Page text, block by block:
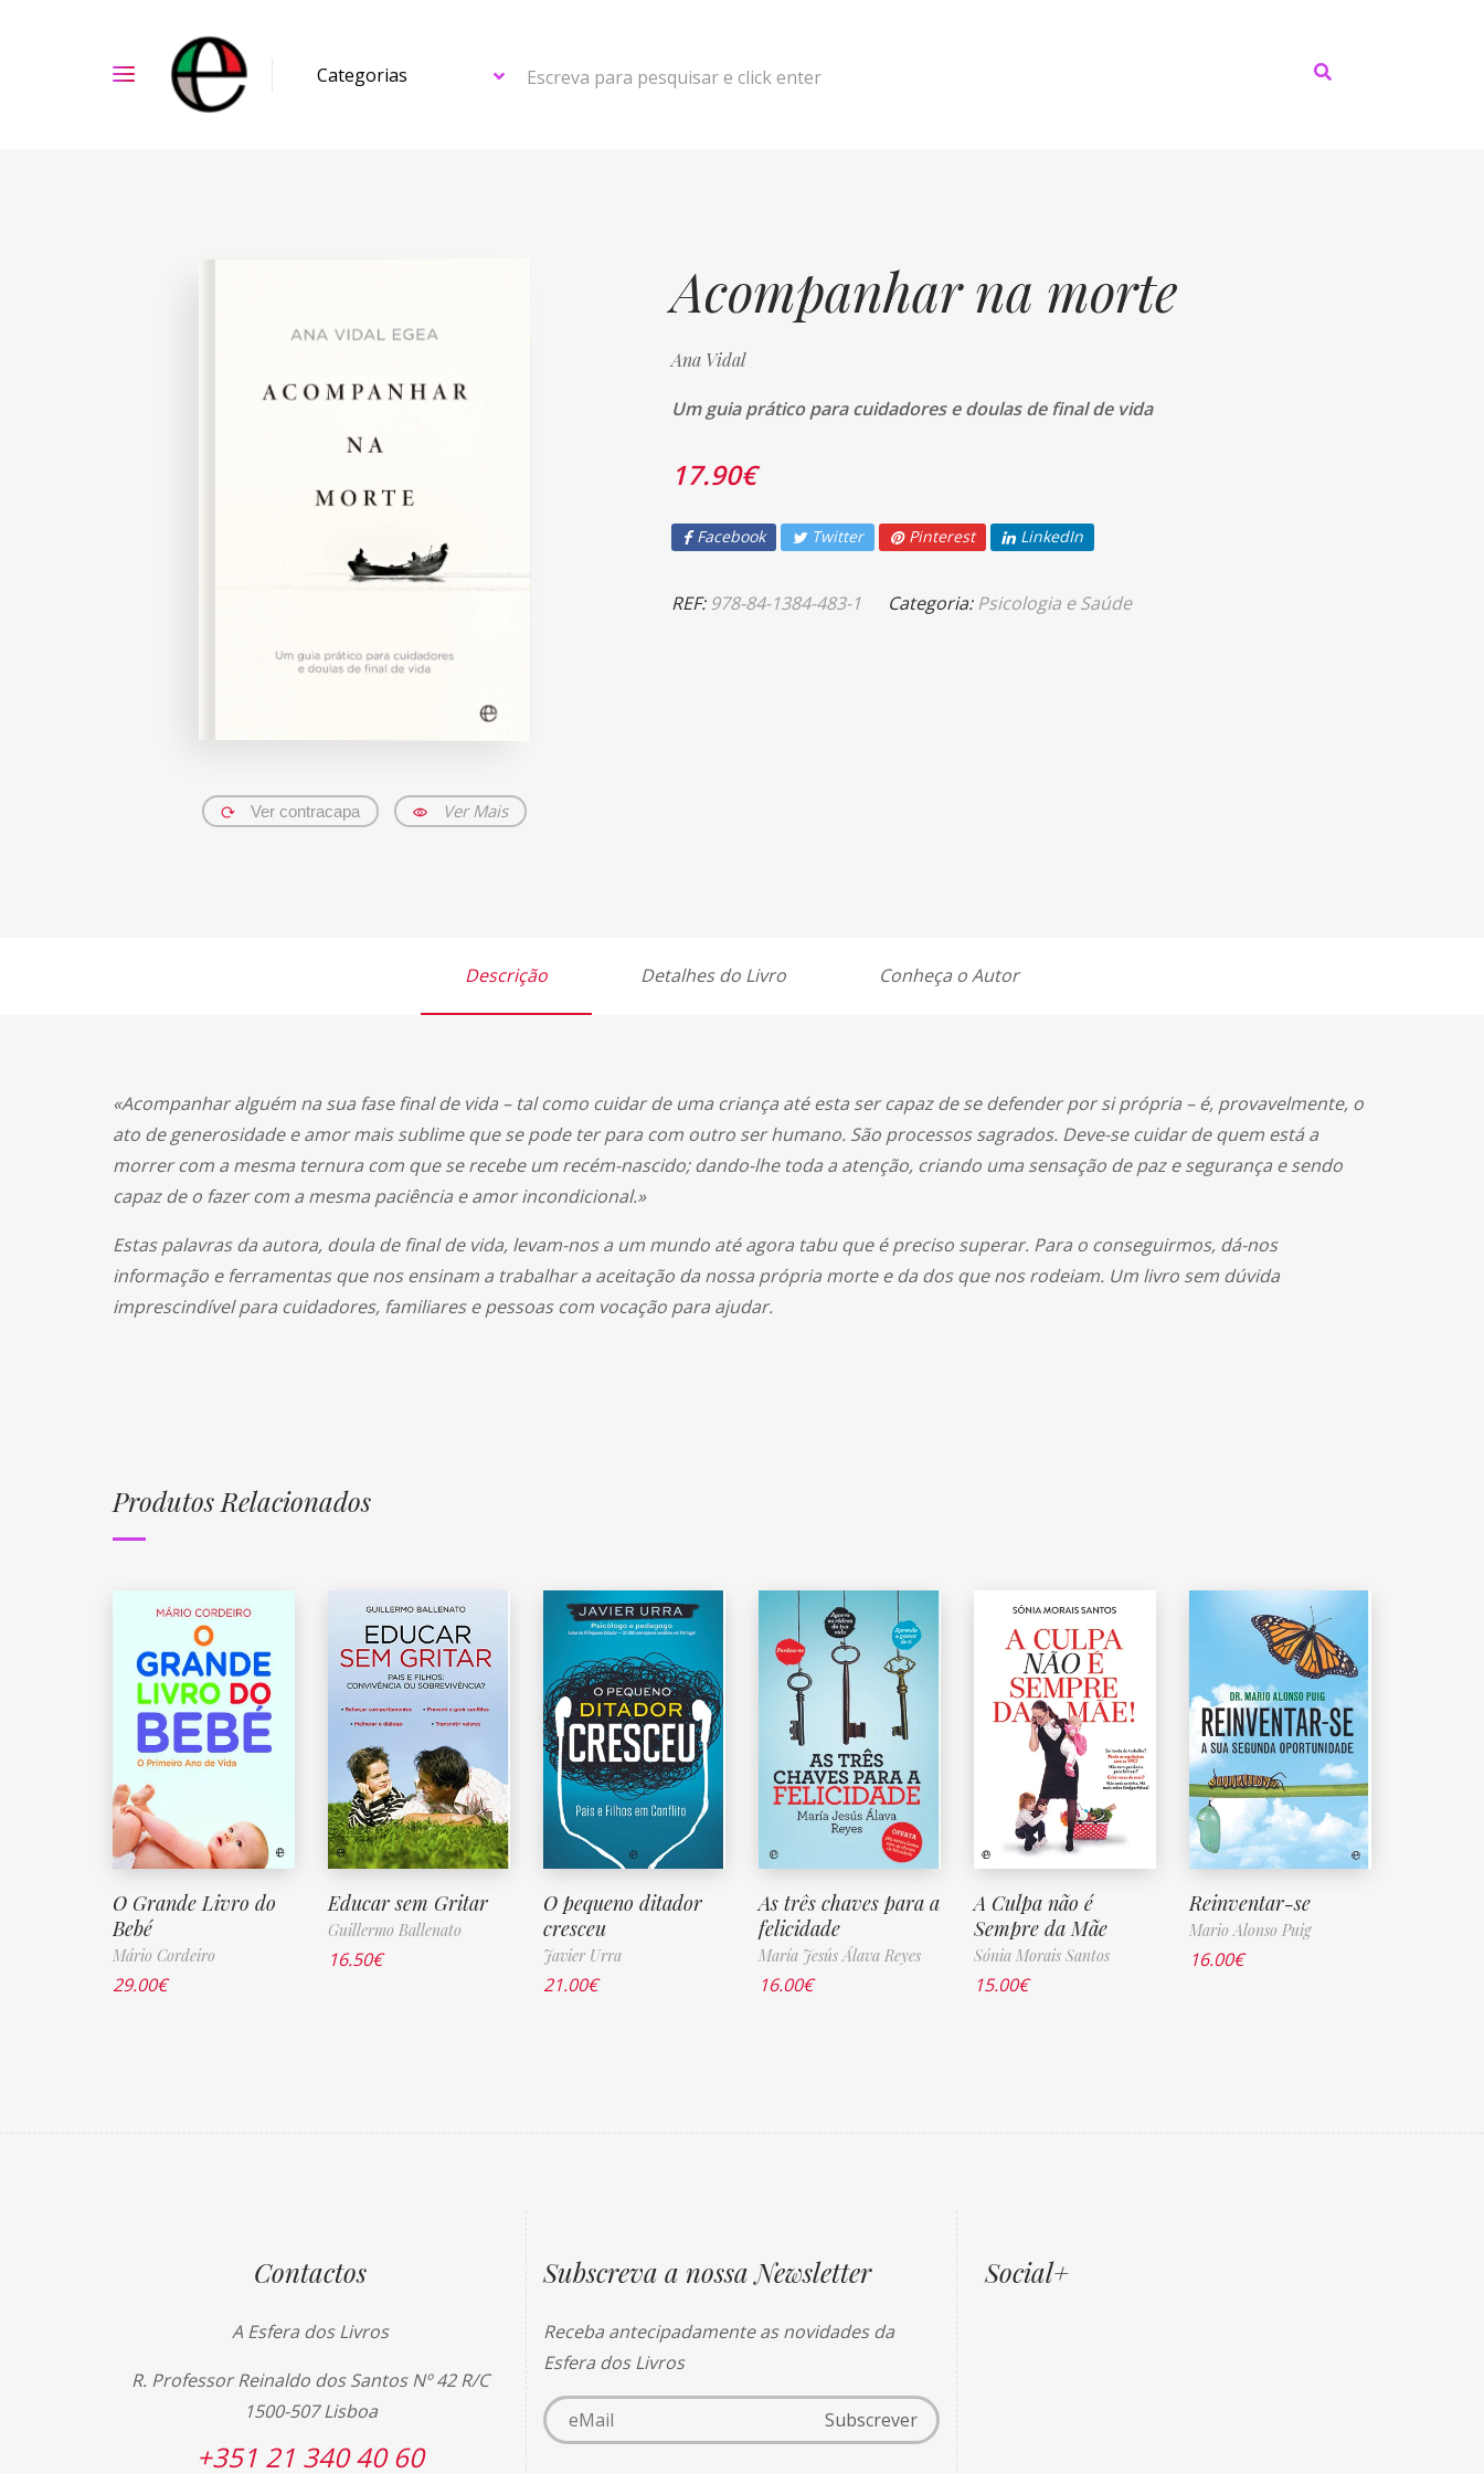
Escreva para pesquisar e click enter
Ver contracapa Ver Mais
Acompanhar na morte
Ana Vidal
Um guia prático para cuidadores e doulas de final de vida
17.90€
Facebook Twitter Pinterest LinkedIn
REF:978-84-1384-483-1 Categoria:Psicologia e Saúde
Descrição Detalhes do Livro Conheça o Autor
«Acompanhar alguém na sua fase final de vida – tal como cuidar de uma criança até esta ser capaz de se defender por si própria – é, provavelmente, o
ato de generosidade e amor mais sublime que se pode ter para com outro ser humano. São processos sagrados. Deve-se cuidar de quem está a
morrer com a mesma ternura com que se recebe um recém-nascido; dando-lhe toda a atenção, criando uma sensação de paz e segurança e sendo
capaz de o fazer com a mesma paciência e amor incondicional.»
Estas palavras da autora, doula de final de vida, levam-nos a um mundo até agora tabu que é preciso superar. Para o conseguirmos, dá-nos
informação e ferramentas que nos ensinam a trabalhar a aceitação da nossa própria morte e da dos que nos rodeiam. Um livro sem dúvida
imprescindível para cuidadores, familiares e pessoas com vocação para ajudar.
Produtos Relacionados
O Grande Livro do
Bebé
Mário Cordeiro
29.00€
Educar sem Gritar
Guillermo Ballenato
16.50€
O pequeno ditador
cresceu
Javier Urra
21.00€
As três chaves para a
felicidade
María Jesús Álava Reyes
16.00€
A Culpa não é
Sempre da Mãe
Sónia Morais Santos
15.00€
Reinventar-se
Mario Alonso Puig
16.00€
Contactos
A Esfera dos Livros
R. Professor Reinaldo dos Santos Nº 42 R/C
1500-507 Lisboa
+351 21 340 40 60
Subscreva a nossa Newsletter
Receba antecipadamente as novidades da
Esfera dos Livros
Social+